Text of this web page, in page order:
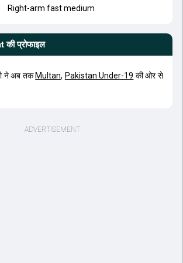
Right-arm fast medium
की प्रोफाइल
ने अब तक Multan, Pakistan Under-19 की ओर से